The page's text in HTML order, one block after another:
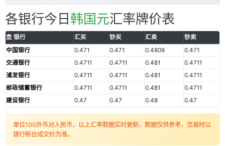
各银行今日 韩国元汇率牌价表
银行 汇买 钞买 汇卖
钞卖
中国银行
0.471 0.471 0.4809
0.471
交通银行
0.4711 0.4711 0.481
0.4711
浦发银行
0.4711 0.4711 0.481
0.4711
邮政储蓄银行
0.4711 0.4711 0.481
0.4711
建设银行
0.47 0.47 0.48 0.47
单位100外币对人民币，以上汇率数据实时更新，数据仅供参考，交易时以
银行柜台成交价为准。